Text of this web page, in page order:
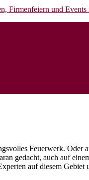
Feuerwerk. Oder
gedacht, auch auf
auf diesem